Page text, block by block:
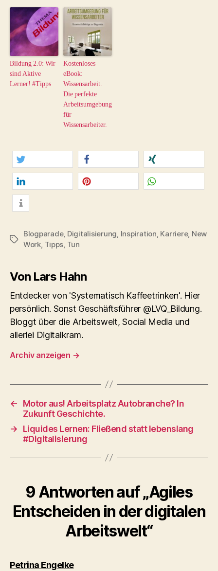
Bildung 2.0: Wir
sind Aktive
Lerner! #Tipps
Kostenloses
eBook:
Wissensarbeit.
Die perfekte
Arbeitsumgebung
für
Wissensarbeiter.
twittern teilen teilen
mitteilen
Schlagwörter
Blogparade, Digitalisierung Inspiration Karriere, New
Work Tipps Tun
Von Lars Hahn
Entdecker von 'Systematisch Kaffeetrinken'. Hier
persönlich. Sonst Geschäftsführer @LVQ_Bildung.
Bloggt über die Arbeitswelt, Social Media und
allerlei Digitalkram.
Archiv anzeigen →
←
Motor aus! Arbeitsplatz Autobranche? In
Zukunft Geschichte.
→
Liquides Lernen: Fließend statt lebenslang
#Digitalisierung
9 Antworten auf „Agiles
Entscheiden in der digitalen
Arbeitswelt“
Petrina Engelkesagt: